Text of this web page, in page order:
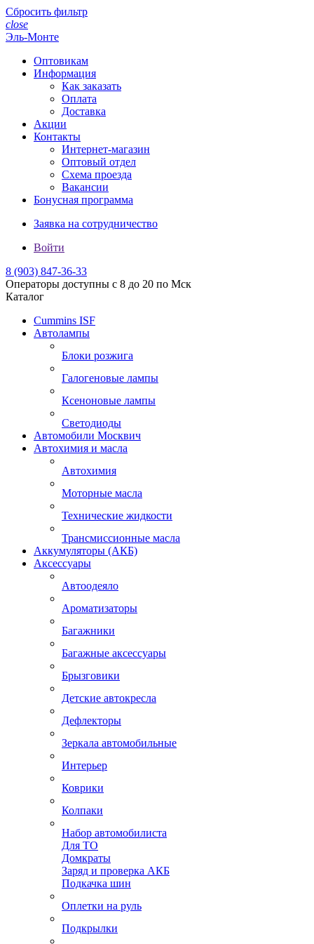
Сбросить фильтр
close
Эль-Монте
Оптовикам
Информация
Как заказать
Оплата
Доставка
Акции
Контакты
Интернет-магазин
Оптовый отдел
Схема проезда
Вакансии
Бонусная программа
Заявка на сотрудничество
Войти
8 (903) 847-36-33
Операторы доступны с 8 до 20 по Мск
Каталог
Cummins ISF
Автолампы
Блоки розжига
Галогеновые лампы
Ксеноновые лампы
Светодиоды
Автомобили Москвич
Автохимия и масла
Автохимия
Моторные масла
Технические жидкости
Трансмиссионные масла
Аккумуляторы (АКБ)
Аксессуары
Автоодеяло
Ароматизаторы
Багажники
Багажные аксессуары
Брызговики
Детские автокресла
Дефлекторы
Зеркала автомобильные
Интерьер
Коврики
Колпаки
Набор автомобилиста
Для ТО
Домкраты
Заряд и проверка АКБ
Подкачка шин
Оплетки на руль
Подкрылки